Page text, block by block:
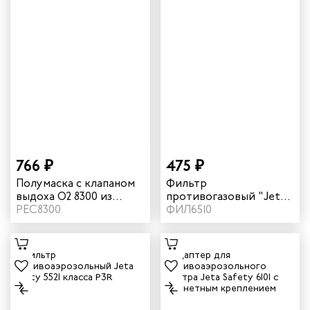
766 ₽
Полумаска с клапаном
выдоха О2 8300 из
термопласта
РЕС8300
475 ₽
Фильтр
противогазовый "Jeta
Safety 6510" для
защиты от
органических газов и
паров класса А1
ФИЛ6510